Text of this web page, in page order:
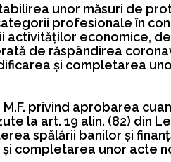
unor măsuri de
profesionale în
activităţilor economice,
de răspândirea
şi completarea
M.F. privind aprobarea
la art. 19 alin. (82) din
spălării banilor şi
completarea unor acte